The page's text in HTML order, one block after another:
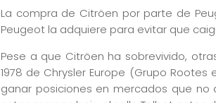
La compra de Citröen por parte de
Peugeot la adquiere para evitar que
Pese a que Citröen ha sobrevivido,
1978 de Chrysler Europe (Grupo
ganar posiciones en mercados que